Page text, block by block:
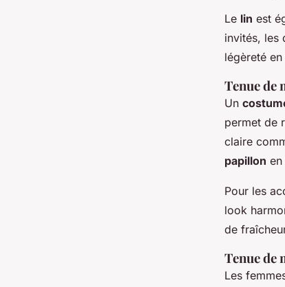
Le lin est
invités, les
légèreté
Tenue de
Un
permet de
claire
papillon
Pour les
look
de
Tenue de
Les